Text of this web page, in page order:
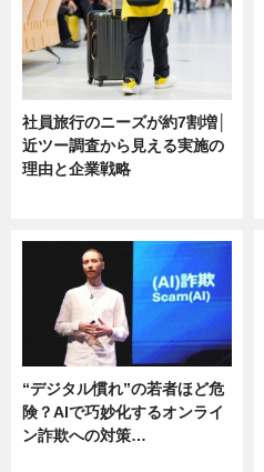
社員旅行のニーズが約7割増│
近ツー調査から見える実施の
理由と企業戦略
“デジタル慣れ”の若者ほど危
険？AIで巧妙化するオンライ
ン詐欺への対策…